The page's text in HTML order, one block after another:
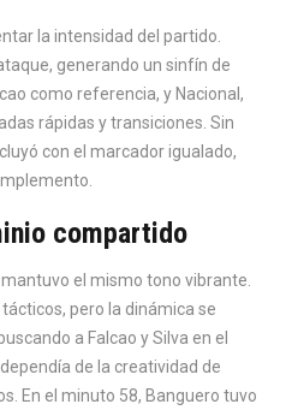
la intensidad del partido.
generando un sinfín de
como referencia, y Nacional,
rápidas y transiciones. Sin
con el marcador igualado,
compartido
el mismo tono vibrante.
pero la dinámica se
a Falcao y Silva en el
de la creatividad de
En el minuto 58, Banguero tuvo